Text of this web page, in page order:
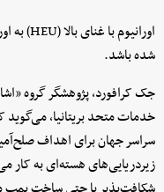
شده باشد.
جک کرافورد، پژوهشگر گروه
خدمات متحد بریتانیا، می‌گوید
سراسر جهان برای اهداف
زیردریایی‌های هسته‌ای به کار